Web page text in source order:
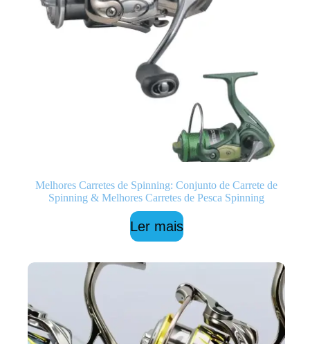
Melhores Carretes de Spinning: Conjunto de Carrete de
Spinning & Melhores Carretes de Pesca Spinning
Ler mais